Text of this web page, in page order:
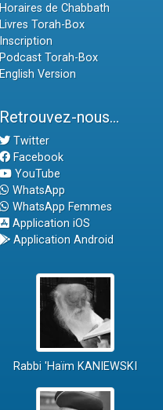
Horaires de Chabbath
Livres Torah-Box
Inscription
Podcast Torah-Box
English Version
Retrouvez-nous...
Twitter
Facebook
YouTube
WhatsApp
WhatsApp Femmes
Application iOS
Application Android
Rabbi 'Haïm KANIEWSKI